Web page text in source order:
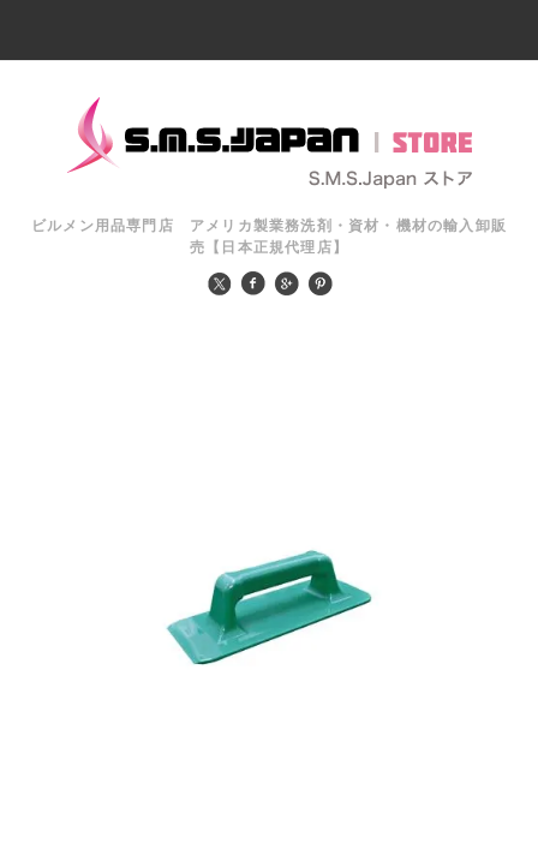
ビルメン用品専門店 アメリカ製業務洗剤・資材・機材の輸入卸販
売【日本正規代理店】